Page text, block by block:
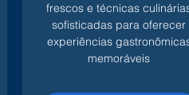
frescos e técnicas
sofisticadas para oferecer
experiências
memoráveis